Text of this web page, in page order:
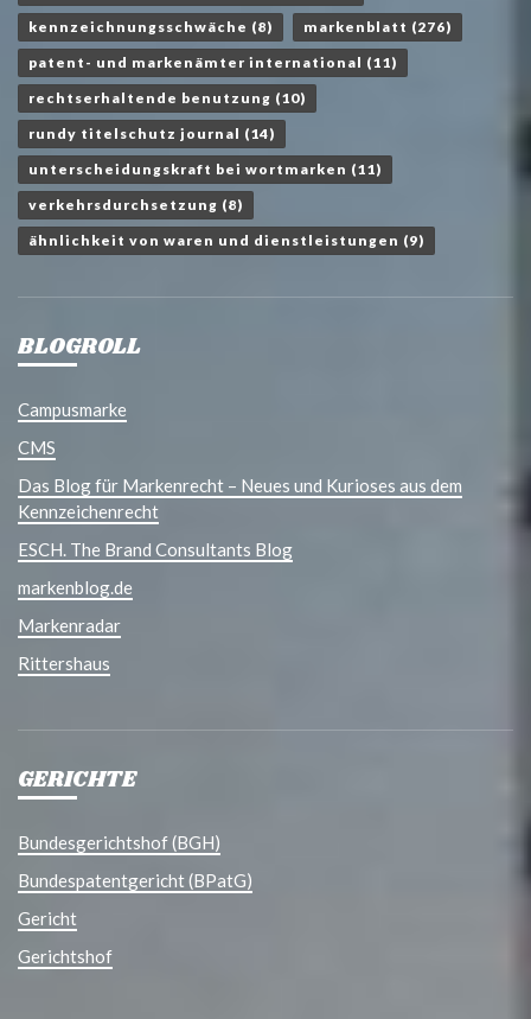
kennzeichnungsschwäche (8) markenblatt (276)
patent- und markenämter international (11)
rechtserhaltende benutzung (10)
rundy titelschutz journal (14)
unterscheidungskraft bei wortmarken (11)
verkehrsdurchsetzung (8)
ähnlichkeit von waren und dienstleistungen (9)
BLOGROLL
Campusmarke
CMS
Das Blog für Markenrecht – Neues und Kurioses aus dem
Kennzeichenrecht
ESCH. The Brand Consultants Blog
markenblog.de
Markenradar
Rittershaus
GERICHTE
Bundesgerichtshof (BGH)
Bundespatentgericht (BPatG)
Gericht
Gerichtshof